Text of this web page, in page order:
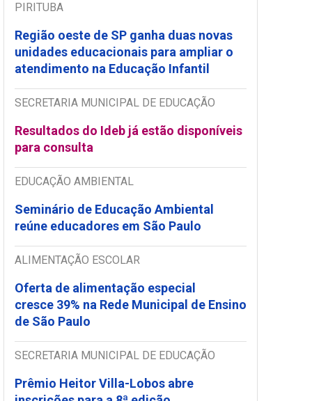
PIRITUBA
Região oeste de SP ganha duas novas
unidades educacionais para ampliar o
atendimento na Educação Infantil
SECRETARIA MUNICIPAL DE EDUCAÇÃO
Resultados do Ideb já estão disponíveis
para consulta
EDUCAÇÃO AMBIENTAL
Seminário de Educação Ambiental
reúne educadores em São Paulo
ALIMENTAÇÃO ESCOLAR
Oferta de alimentação especial
cresce 39% na Rede Municipal de Ensino
de São Paulo
SECRETARIA MUNICIPAL DE EDUCAÇÃO
Prêmio Heitor Villa-Lobos abre